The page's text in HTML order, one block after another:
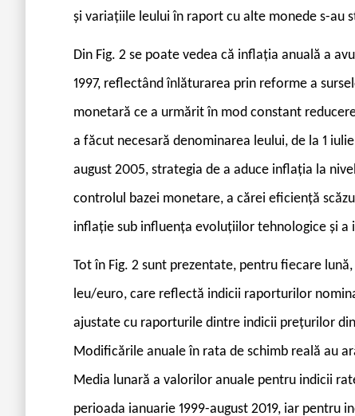
și variațiile leului în raport cu alte monede s-au
Din Fig. 2 se poate vedea că inflația anuală a
1997, reflectând înlăturarea prin reforme a
monetară ce a urmărit în mod constant
a făcut necesară denominarea leului, de la 1
august 2005, strategia de a aduce inflația la
controlul bazei monetare, a cărei eficiență
inflație sub influența evoluțiilor tehnologice și
Tot în Fig. 2 sunt prezentate, pentru fiecare
leu/euro, care reflectă indicii raporturilor
ajustate cu raporturile dintre indicii prețurilor
Modificările anuale în rata de schimb reală au
Media lunară a valorilor anuale pentru indicii
perioada ianuarie 1999-august 2019, iar pentru